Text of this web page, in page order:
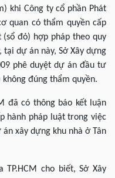
khi Công ty cổ phần Phát
quan có thẩm quyền cấp
đỏ) hợp pháp theo quy
dự án này, Sở Xây dựng
phê duyệt dự án đầu tư
đúng thẩm quyền.
đã có thông báo kết luận
hành pháp luật trong việc
xây dựng khu nhà ở Tân
TP.HCM cho biết, Sở Xây